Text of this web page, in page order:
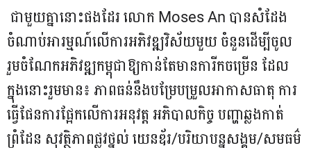
ជាមួយគ្នានោះផងដែរ លោក Moses An បានសំដែង
ចំណាប់អារម្មណ៍លើការអភិវឌ្ឍវិស័យមួយ ចំនួនដើម្បីចូល
រួមចំណែកអភិវឌ្ឍកម្ពុជាឱ្យកាន់តែមានការីកចម្រើន ដែល
ក្នុងនោះរួមមាន៖ ភាពធន់នឹងបម្រែបម្រួលអាកាសធាតុ ការ
ធ្វើផែនការផ្អែកលើការអនុវត្ត អភិបាលកិច្ច បញ្ហាឆ្លងកាត់
ព្រំដែន សុវត្ថិភាពផ្លូវថ្នល់ យេនឌ័រ/បរិយាបន្នសង្គម/សមធម៌